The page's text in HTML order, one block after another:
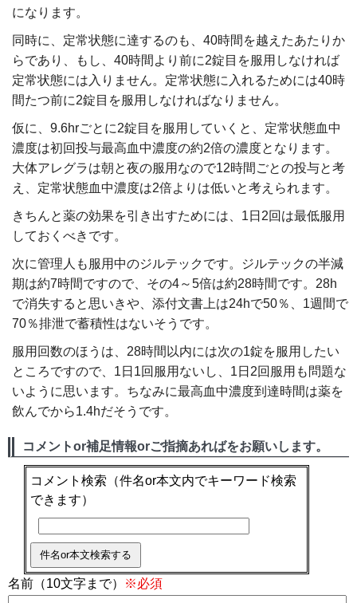
になります。
同時に、定常状態に達するのも、40時間を越えたあたりか
らであり、もし、40時間より前に2錠目を服用しなければ
定常状態には入りません。定常状態に入れるためには40時
間たつ前に2錠目を服用しなければなりません。
仮に、9.6hrごとに2錠目を服用していくと、定常状態血中
濃度は初回投与最高血中濃度の約2倍の濃度となります。
大体アレグラは朝と夜の服用なので12時間ごとの投与と考
え、定常状態血中濃度は2倍よりは低いと考えられます。
きちんと薬の効果を引き出すためには、1日2回は最低服用
しておくべきです。
次に管理人も服用中のジルテックです。ジルテックの半減
期は約7時間ですので、その4～5倍は約28時間です。28h
で消失すると思いきや、添付文書上は24hで50％、1週間で
70％排泄で蓄積性はないそうです。
服用回数のほうは、28時間以内には次の1錠を服用したい
ところですので、1日1回服用ないし、1日2回服用も問題な
いように思います。ちなみに最高血中濃度到達時間は薬を
飲んでから1.4hだそうです。
コメントor補足情報orご指摘あればをお願いします。
コメント検索 （件名or本文内でキーワード検索
できます）
名前（10文字まで） ※必須